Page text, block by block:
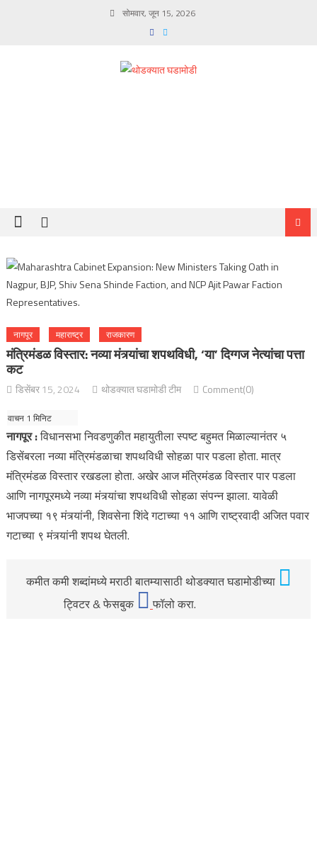
सोमवार, जून 15, 2026
नागपूर महाराष्ट्र राजकारण
मंत्रिमंडळ विस्तार: नव्या मंत्र्यांचा शपथविधी, ‘या’ दिग्गज नेत्यांचा पत्ता
कट
डिसेंबर 15, 2024 थोडक्यात घडामोडी टीम Comment(0)
नागपूर :विधानसभा निवडणुकीत महायुतीला स्पष्ट बहुमत मिळाल्यानंतर ५
डिसेंबरला नव्या मंत्रिमंडळाचा शपथविधी सोहळा पार पडला होता. मात्र
मंत्रिमंडळ विस्तार रखडला होता. अखेर आज मंत्रिमंडळ विस्तार पार पडला
आणि नागपूरमध्ये नव्या मंत्र्यांचा शपथविधी सोहळा संपन्न झाला. यावेळी
भाजपच्या १९ मंत्र्यांनी, शिवसेना शिंदे गटाच्या ११ आणि राष्ट्रवादी अजित पवार
गटाच्या ९ मंत्र्यांनी शपथ घेतली.
कमीत कमी शब्दांमध्ये मराठी बातम्यासाठी थोडक्यात घडामोडीच्या
ट्विटर & फेसबुक
फॉलो करा.